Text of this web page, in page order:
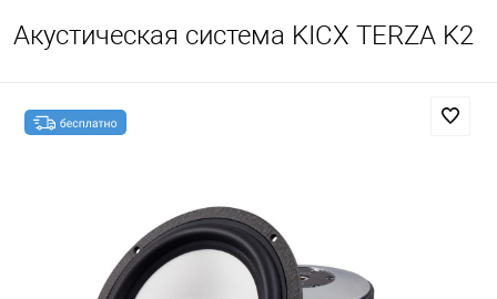
Акустическая система KICX TERZA K2